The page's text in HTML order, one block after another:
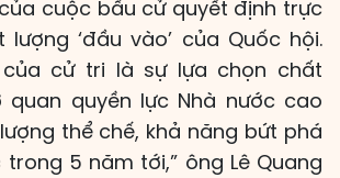
cuộc bầu cử quyết định trực
‘đầu vào’ của Quốc hội.
cử tri là sự lựa chọn chất
quan quyền lực Nhà nước cao
thể chế, khả năng bứt phá
5 năm tới,” ông Lê Quang